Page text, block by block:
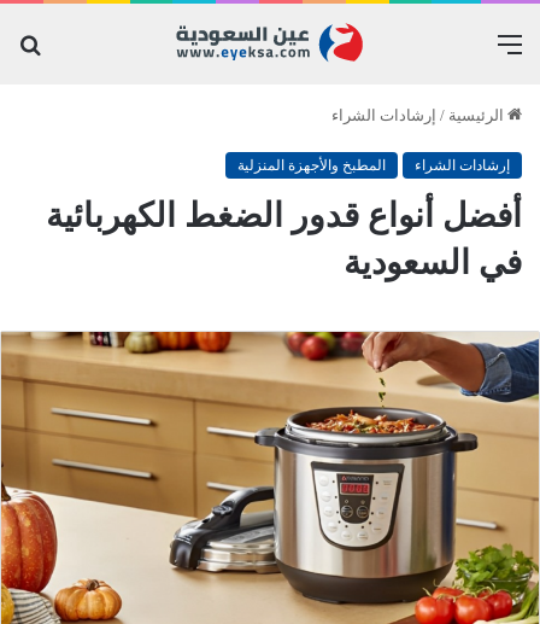
القائمة
الرئيسية / إرشادات الشراء
إرشادات الشراء المطبخ والأجهزة المنزلية
أفضل أنواع قدور الضغط الكهربائية
في السعودية